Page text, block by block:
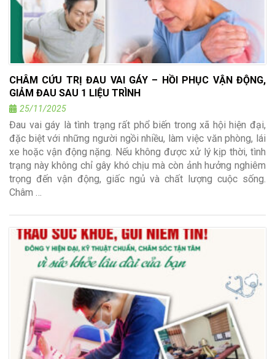
CHÂM CỨU TRỊ ĐAU VAI GÁY – HỒI PHỤC VẬN ĐỘNG,
GIẢM ĐAU SAU 1 LIỆU TRÌNH
25/11/2025
Đau vai gáy là tình trạng rất phổ biến trong xã hội hiện đại,
đặc biệt với những người ngồi nhiều, làm việc văn phòng, lái
xe hoặc vận động nặng. Nếu không được xử lý kịp thời, tình
trạng này không chỉ gây khó chịu mà còn ảnh hưởng nghiêm
trọng đến vận động, giấc ngủ và chất lượng cuộc sống.
Châm …